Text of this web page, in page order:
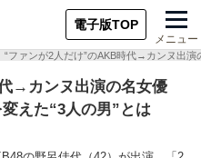
電子版TOP
メニュー
“ファンが2人だけ”のAKB時代→カンヌ出
→カンヌ出演の名女優
えた“3人の男”とは